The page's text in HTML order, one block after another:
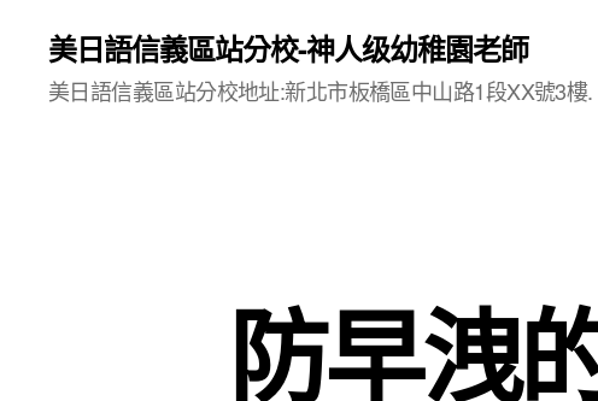
美日語信義區站分校-神人级幼稚園老師
美日語信義區站分校地址:新北市板橋區中山路1段XX號3樓.
防早洩